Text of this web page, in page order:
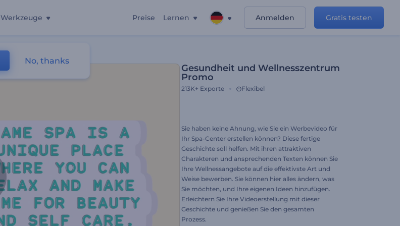
Werkzeuge Preise Lernen Anmelden Gratis testen
Gesundheit und Wellnesszentrum
Promo
213K+ Exporte Flexibel
Sie haben keine Ahnung, wie Sie ein Werbevideo für
Ihr Spa-Center erstellen können? Diese fertige
Geschichte soll helfen. Mit ihren attraktiven
Charakteren und ansprechenden Texten können Sie
Ihre Wellnessangebote auf die effektivste Art und
Weise bewerben. Sie können hier alles ändern, was
Sie möchten, und Ihre eigenen Ideen hinzufügen.
Erleichtern Sie Ihre Videoerstellung mit dieser
Geschichte und genießen Sie den gesamten
Prozess.
No, thanks